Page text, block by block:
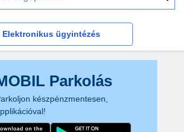
Elektronikus ügyintézés
Parkolás
készpénzmentesen,